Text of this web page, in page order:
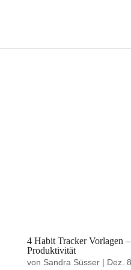
4 Habit Tracker Vorlagen
Produktivität
von Sandra Süsser| Dez.